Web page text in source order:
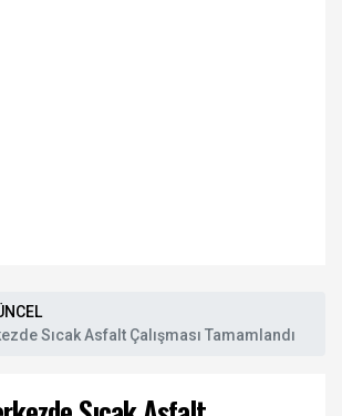
Sıcak Asfalt Çalışması Tamamlandı